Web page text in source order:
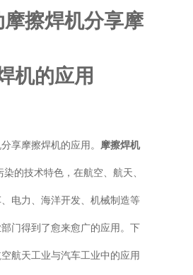
擦焊机分享摩
机的应用
享摩擦焊机的应用。 摩擦焊机
的技术特色，在航空、航天、
电力、海洋开发、机械制造等
门得到了愈来愈广的应用。下
航天工业与汽车工业中的应用